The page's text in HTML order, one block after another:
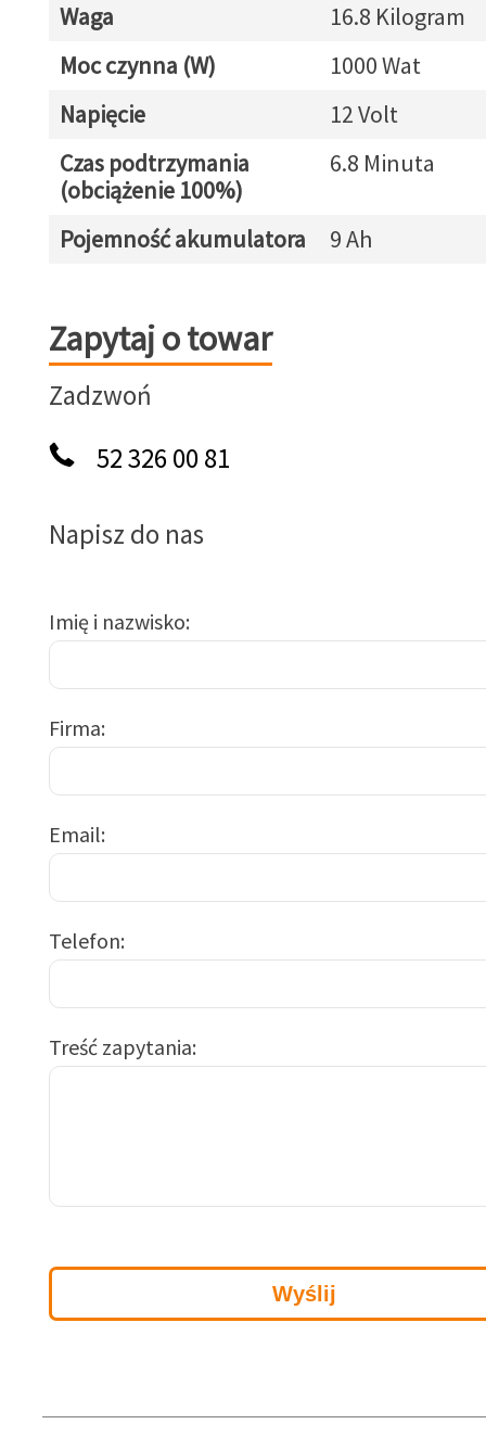
Waga
16.8 Kilogram
Moc czynna (W)
1000 Wat
Napięcie
12 Volt
Czas podtrzymania
(obciążenie 100%)
6.8 Minuta
Pojemność akumulatora 9 Ah
Zapytaj o towar
Zapytaj o towar
Zadzwoń
52 326 00 81
Napisz do nas
Imię i nazwisko
Firma
Email
Telefon
Treść zapytania